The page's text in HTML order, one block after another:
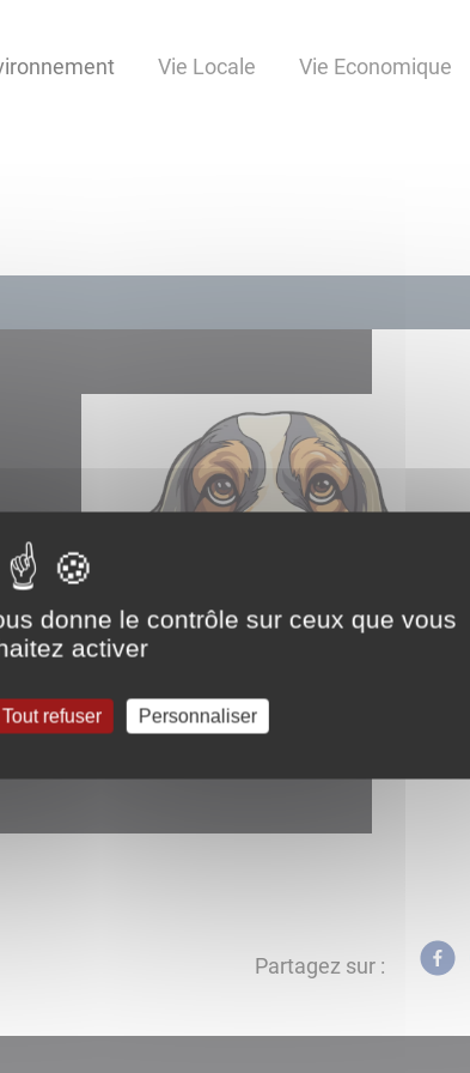
Vie Locale Vie Economique
Partagez sur :
donne le contrôle sur ceux que vous
activer
Tout refuser Personnaliser